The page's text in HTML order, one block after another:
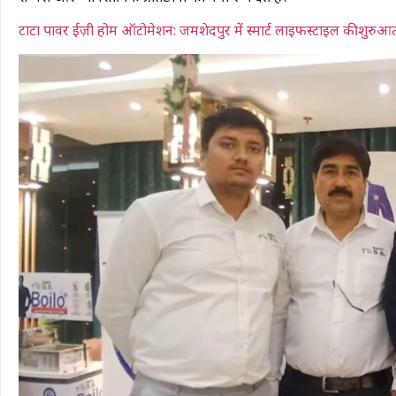
टाटा पावर ईज़ी होम ऑटोमेशन: जमशेदपुर में स्मार्ट लाइफस्टाइल की